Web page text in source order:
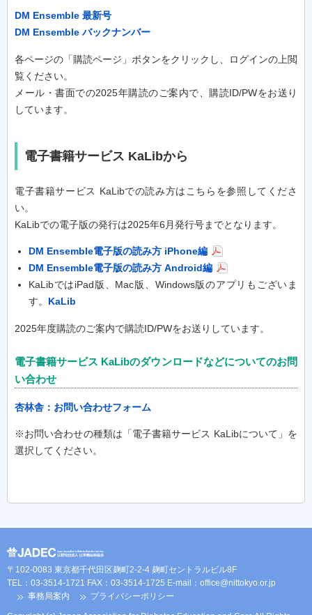
DM Ensemble 最新号
DM Ensemble バックナンバー
各ページの「購読ページ」ボタンをクリックし、ログインの上閲
覧ください。
メール・書面での2025年購読のご案内で、購読ID/PWをお送り
しています。
電子書籍サービス KaLibから
電子書籍サービス KaLibでの読み方はこちらを参照してくださ
い。
KaLibでの電子版の発行は2025年6月発行号までとなります。
DM Ensemble電子版の読み方 iPhone編
DM Ensemble電子版の読み方 Android編
KaLibではiPad版、Mac版、Windows版のアプリもございま
す。 KaLib
2025年度購読のご案内で購読ID/PWをお送りしています。
電子書籍サービス KaLibのダウンロードなどについてのお問
い合わせ
杏林舎：お問い合わせフォーム
※お問い合わせの種類は「電子書籍サービス KaLibについて」を
選択してください。
〒102-0083 東京都千代田区麹町2-2-4 麹町セントラルビル8F
TEL：03-3514-1721 FAX：03-3514-1725 E-mail： office@nittokyo.or.jp
事務局案内
プライバシーポリシー